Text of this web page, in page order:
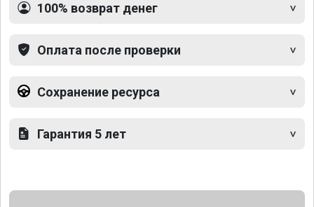
100% возврат денег
Оплата после проверки
Сохранение ресурса
Гарантия 5 лет